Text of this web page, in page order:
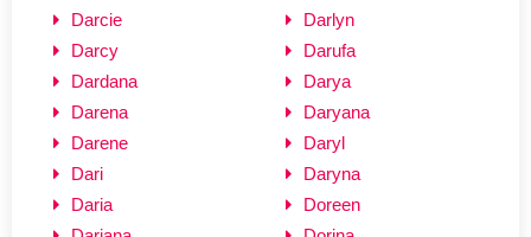
Darcie
Darcy
Dardana
Darena
Darene
Dari
Daria
Darlyn
Darufa
Darya
Daryana
Daryl
Daryna
Doreen